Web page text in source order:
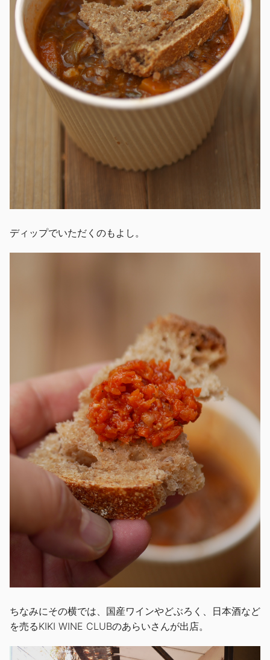
ディップでいただくのもよし。
ちなみにその横では、国産ワインやどぶろく、日本酒など
を売るKIKI WINE CLUBのあらいさんが出店。